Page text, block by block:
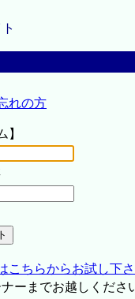
れの方
】
こちらからお試し下
ーまでお越しくださ